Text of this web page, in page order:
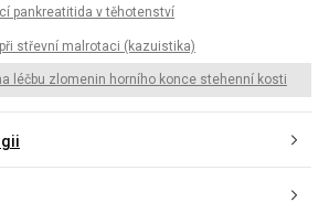
pankreatitida v těhotenství
střevní malrotaci (kazuistika)
léčbu zlomenin horního konce stehenní kosti